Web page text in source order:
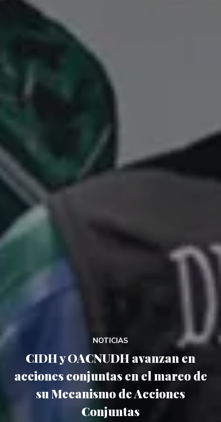
NOTICIAS
CIDH y OACNUDH avanzan en
acciones conjuntas en el marco de
su Mecanismo de Acciones
Conjuntas